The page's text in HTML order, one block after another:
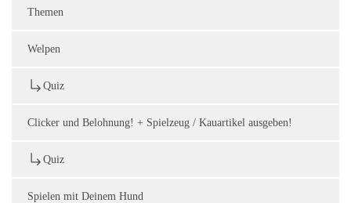
Themen
Welpen
Quiz
Clicker und Belohnung! + Spielzeug / Kauartikel ausgeben!
Quiz
Spielen mit Deinem Hund